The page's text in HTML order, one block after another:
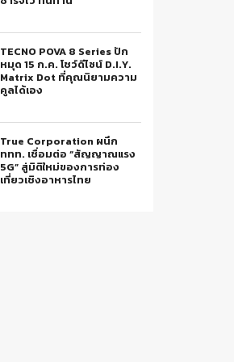
TECNO POVA 8 Series ปัก
หมุด 15 ก.ค. โชว์ดีไซน์ D.I.Y.
Matrix Dot ที่คุณนิยามความ
คูลได้เอง
True Corporation ผนึก
ททท. เชื่อมต่อ “สัญญาณแรง
5G” สู่มิติใหม่ของการท่อง
เที่ยวเชิงอาหารไทย